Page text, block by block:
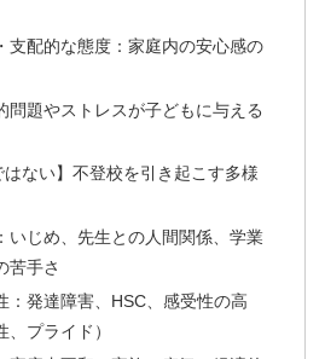
支配的な態度：家庭内の安心感の
問題やストレスが子どもに与える
はない】不登校を引き起こす多様
いじめ、先生との人間関係、学業
苦手さ
：発達障害、HSC、感受性の高
プライド）